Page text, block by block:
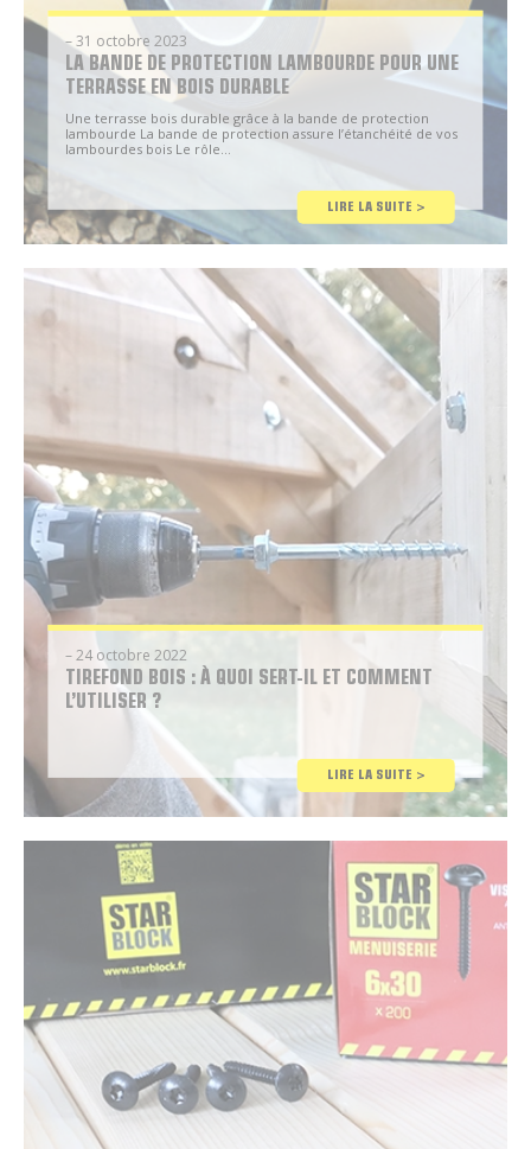
Conseil
Brico
– 31 octobre 2023
LA BANDE DE PROTECTION LAMBOURDE POUR UNE
TERRASSE EN BOIS DURABLE
Une terrasse bois durable grâce à la bande de protection
lambourde La bande de protection assure l’étanchéité de vos
lambourdes bois Le rôle…
LIRE LA SUITE >
Conseil
Brico
– 24 octobre 2022
TIREFOND BOIS : À QUOI SERT-IL ET COMMENT
L’UTILISER ?
LIRE LA SUITE >